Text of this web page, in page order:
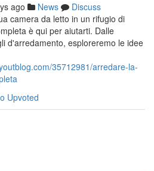
ago News
Discuss
camera da letto in un rifugio di
è qui per aiutarti. Dalle
d'arredamento, esploreremo le idee
35712981/arredare-la-
Upvoted